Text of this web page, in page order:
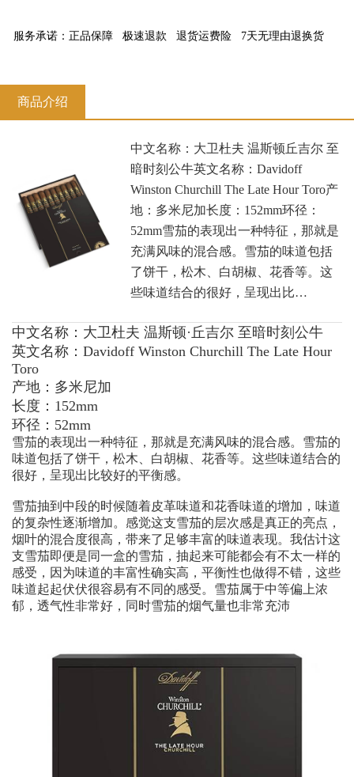
服务承诺： 正品保障 极速退款 退货运费险 7天无理由退换货
商品介绍
中文名称：大卫杜夫 温斯顿丘吉尔 至
暗时刻公牛英文名称：Davidoff
Winston Churchill The Late Hour Toro产
地：多米尼加长度：152mm环径：
52mm雪茄的表现出一种特征，那就是
充满风味的混合感。雪茄的味道包括
了饼干，松木、白胡椒、花香等。这
些味道结合的很好，呈现出比…
中文名称：大卫杜夫 温斯顿·丘吉尔 至暗时刻公牛
英文名称：Davidoff Winston Churchill The Late Hour
Toro
产地：多米尼加
长度：152mm
环径：52mm
雪茄的表现出一种特征，那就是充满风味的混合感。雪茄的
味道包括了饼干，松木、白胡椒、花香等。这些味道结合的
很好，呈现出比较好的平衡感。
雪茄抽到中段的时候随着皮革味道和花香味道的增加，味道
的复杂性逐渐增加。感觉这支雪茄的层次感是真正的亮点，
烟叶的混合度很高，带来了足够丰富的味道表现。我估计这
支雪茄即便是同一盒的雪茄，抽起来可能都会有不太一样的
感受，因为味道的丰富性确实高，平衡性也做得不错，这些
味道起起伏伏很容易有不同的感受。雪茄属于中等偏上浓
郁，透气性非常好，同时雪茄的烟气量也非常充沛